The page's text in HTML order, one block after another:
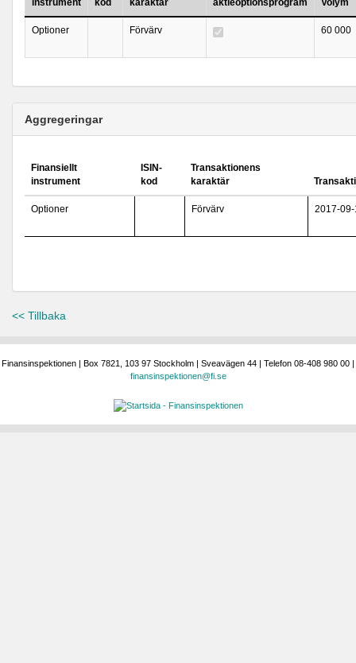
instrument
kod
karaktär
aktieoptionsprogram
Volym
Optioner Förvärv 60 000
Aggregeringar
Finansiellt
instrument
ISIN-
kod
Transaktionens
karaktär
Optioner Förvärv 2017-
<< Tillbaka
Finansinspektionen | Box 7821, 103 97 Stockholm | Sveavägen 44 | Telefon 08-408 980 00 |
finansinspektionen@fi.se